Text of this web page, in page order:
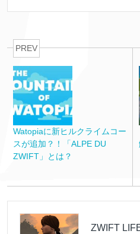
PREV
Watopiaに新ヒルクライムコー
スが追加？！「ALPE DU
ZWIFT」とは？
ZWIFT